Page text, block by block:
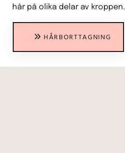
hår på olika delar av kroppen.
HÅRBORTTAGNING